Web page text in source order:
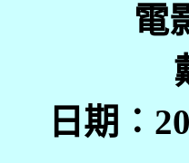
電
日期︰